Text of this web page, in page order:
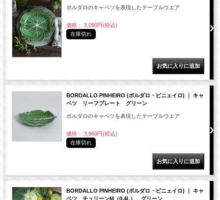
ボルダロのキャベツを表現したテーブルウエア
価格： 3,080円(税込)
在庫切れ
BORDALLO PINHEIRO (ボルダロ・ピニェイロ) ｜ キャ
ベツ リーフプレート グリーン
ボルダロのキャベツを表現したテーブルウエア
価格： 3,960円(税込)
在庫切れ
BORDALLO PINHEIRO (ボルダロ・ピニェイロ) ｜ キャ
ベツ チュリーンM（0.4L） グリーン